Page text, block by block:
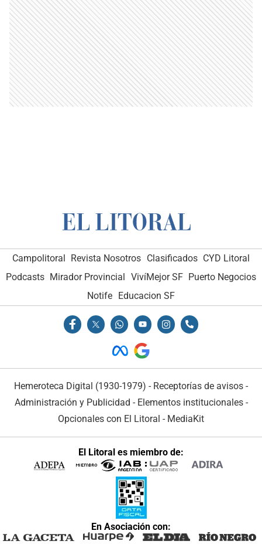
Campolitoral Revista Nosotros Clasificados CYD Litoral
Podcasts Mirador Provincial VivíMejor SF Puerto Negocios
Notife Educacion SF
Hemeroteca Digital (1930-1979) - Receptorías de avisos -
Administración y Publicidad - Elementos institucionales-
Opcionales con El Litoral - MediaKit
El Litoral es miembro de:
En Asociación con: